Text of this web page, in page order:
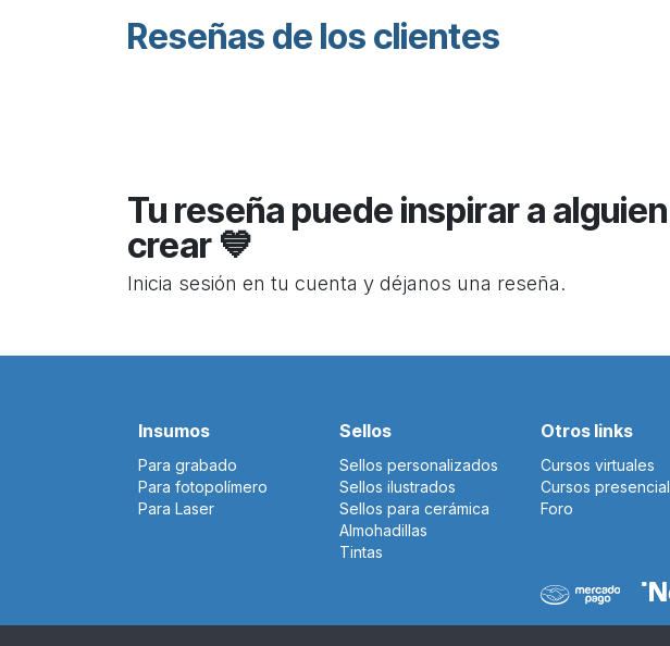
Reseñas de los clientes
Tu reseña puede inspirar a
crear 💙
Inicia sesión en tu cuenta y déjanos una reseña.
Insumos
Para grabado
Para fotopolímero
Para Laser
Sellos
Sellos personalizados
Sellos ilustrados
Sellos para cerámica
Almohadillas
Tintas
Otros links
Cursos virtuales
Cursos
Foro